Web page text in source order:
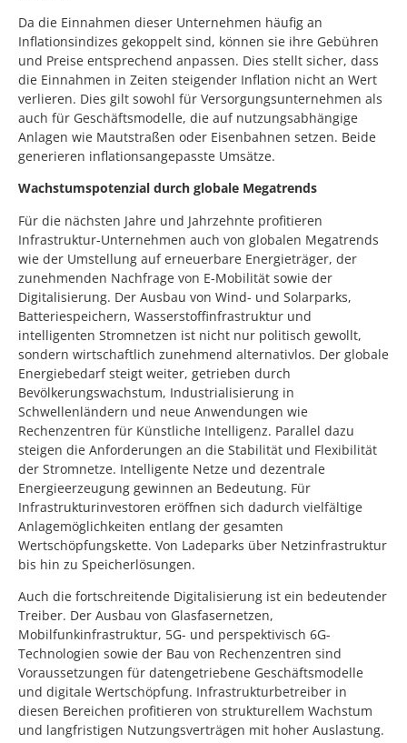
Da die Einnahmen dieser Unternehmen häufig an
Inflationsindizes gekoppelt sind, können sie ihre Gebühren
und Preise entsprechend anpassen. Dies stellt sicher, dass
die Einnahmen in Zeiten steigender Inflation nicht an Wert
verlieren. Dies gilt sowohl für Versorgungsunternehmen als
auch für Geschäftsmodelle, die auf nutzungsabhängige
Anlagen wie Mautstraßen oder Eisenbahnen setzen. Beide
generieren inflationsangepasste Umsätze.
Wachstumspotenzial durch globale Megatrends
Für die nächsten Jahre und Jahrzehnte profitieren
Infrastruktur-Unternehmen auch von globalen Megatrends
wie der Umstellung auf erneuerbare Energieträger, der
zunehmenden Nachfrage von E-Mobilität sowie der
Digitalisierung. Der Ausbau von Wind- und Solarparks,
Batteriespeichern, Wasserstoffinfrastruktur und
intelligenten Stromnetzen ist nicht nur politisch gewollt,
sondern wirtschaftlich zunehmend alternativlos. Der globale
Energiebedarf steigt weiter, getrieben durch
Bevölkerungswachstum, Industrialisierung in
Schwellenländern und neue Anwendungen wie
Rechenzentren für Künstliche Intelligenz. Parallel dazu
steigen die Anforderungen an die Stabilität und Flexibilität
der Stromnetze. Intelligente Netze und dezentrale
Energieerzeugung gewinnen an Bedeutung. Für
Infrastrukturinvestoren eröffnen sich dadurch vielfältige
Anlagemöglichkeiten entlang der gesamten
Wertschöpfungskette. Von Ladeparks über Netzinfrastruktur
bis hin zu Speicherlösungen.
Auch die fortschreitende Digitalisierung ist ein bedeutender
Treiber. Der Ausbau von Glasfasernetzen,
Mobilfunkinfrastruktur, 5G- und perspektivisch 6G-
Technologien sowie der Bau von Rechenzentren sind
Voraussetzungen für datengetriebene Geschäftsmodelle
und digitale Wertschöpfung. Infrastrukturbetreiber in
diesen Bereichen profitieren von strukturellem Wachstum
und langfristigen Nutzungsverträgen mit hoher Auslastung.